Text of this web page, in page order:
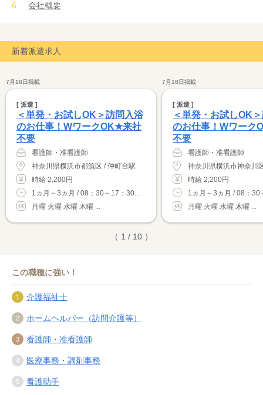
会社概要
新着派遣求人
7月18日掲載
[ 派遣 ]
＜単発・お試しOK＞訪問入浴
のお仕事！WワークOK★来社
不要
看護師・准看護師
神奈川県横浜市都筑区 / 仲町台駅
時給 2,200円
1ヵ月～3ヵ月 / 08：30～17：30...
月曜 火曜 水曜 木曜 ...
7月18日掲載
[ 派遣 ]
＜単発・お試しOK
のお仕事！Wワーク
不要
看護師・准看護師
神奈川県横浜市神奈川
時給 2,200円
1ヵ月～3ヵ月 / 08：30
月曜 火曜 水曜 木曜 ...
（ 1 / 10 ）
この職種に強い！
介護福祉士
ホームヘルパー（訪問介護等）
看護師・准看護師
医療事務・調剤事務
看護助手